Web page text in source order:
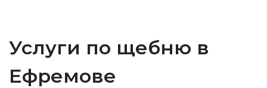
Услуги по щебню в
Ефремове